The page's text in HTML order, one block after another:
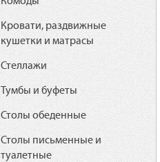
Кровати, раздвижные
кушетки и матрасы
Стеллажи
Тумбы и буфеты
Столы обеденные
Столы письменные и
туалетные